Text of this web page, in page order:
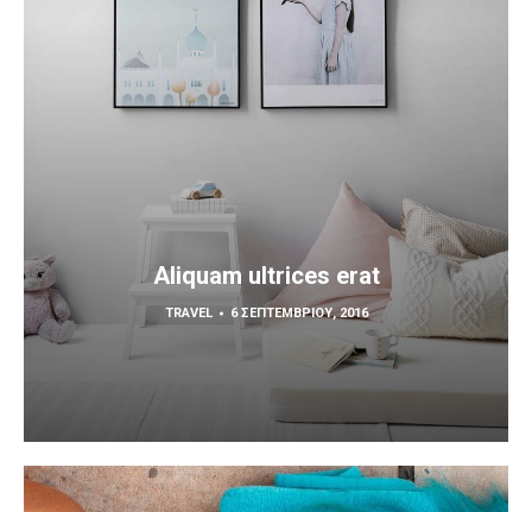
Aliquam ultrices erat
TRAVEL 6 ΣΕΠΤΕΜΒΡΊΟΥ, 2016